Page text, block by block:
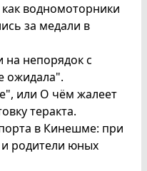
водномоторники
за медали в
непорядок с
ожидала".
или О чём жалеет
теракта.
в Кинешме: при
родители юных